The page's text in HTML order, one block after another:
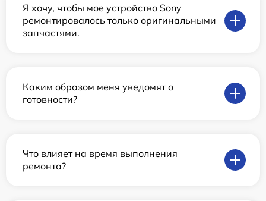
Я хочу, чтобы мое устройство Sony
ремонтировалось только оригинальными
запчастями.
Каким образом меня уведомят о
готовности?
Что влияет на время выполнения
ремонта?